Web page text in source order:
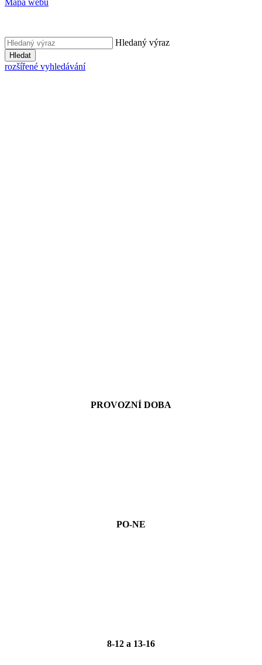
Mapa webu
Hledaný výraz
Hledat
rozšířené vyhledávání
PROVOZNÍ DOBA
PO-NE
8-12 a 13-16